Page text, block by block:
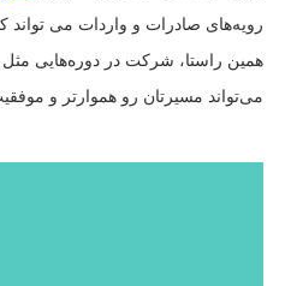
رویه‌های صادرات و واردات می‌
همین راستا، شرکت در دوره‌هایی
می‌تواند مسیرتان رو هموارتر و